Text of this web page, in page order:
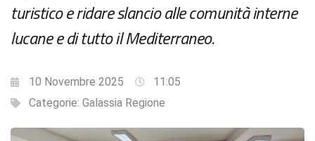
turistico e ridare slancio alle comunità interne
lucane e di tutto il Mediterraneo.
10 Novembre 2025
11:05
Categorie: Galassia Regione